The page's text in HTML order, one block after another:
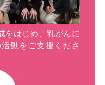
をはじめ、乳がんに
動をご支援くださ